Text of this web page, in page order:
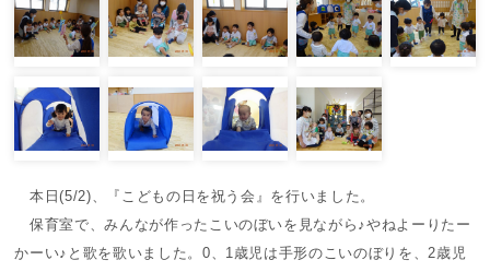
本日(5/2)、『こどもの日を祝う会』を行いました。
保育室で、みんなが作ったこいのぼいを見ながら♪やねよーりたー
かーい♪と歌を歌いました。0、1歳児は手形のこいのぼりを、2歳児